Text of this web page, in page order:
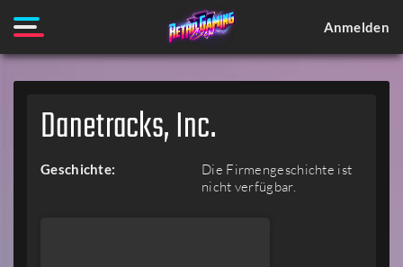
Anmelden
Danetracks, Inc.
Geschichte:
Die Firmengeschichte ist
nicht verfügbar.